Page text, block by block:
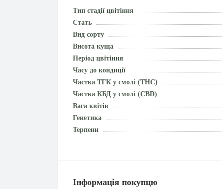
Тип стадії цвітіння
Стать
Вид сорту
Висота куща
Період цвітіння
Часу до кондиції
Частка ТГК у смолі (THC)
Частка КБД у смолі (CBD)
Вага квітів
Генетика
Терпени
Інформація покупцю